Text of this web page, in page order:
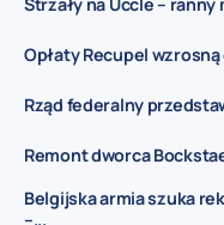
Opłaty Recupel
Rząd federalny
Remont dworca
Belgijska armia szuka
–...